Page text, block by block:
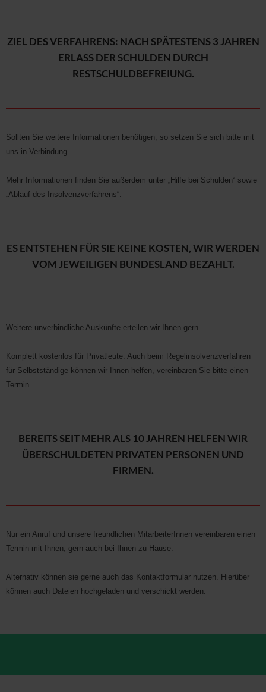
ZIEL DES VERFAHRENS: NACH SPÄTESTENS 3 JAHREN
ERLASS DER SCHULDEN DURCH
RESTSCHULDBEFREIUNG.
Sollten Sie weitere Informationen benötigen, so setzen Sie sich bitte mit
uns in Verbindung.
Mehr Informationen finden Sie außerdem unter „Hilfe bei Schulden“ sowie
„Ablauf des Insolvenzverfahrens“.
ES ENTSTEHEN FÜR SIE KEINE KOSTEN, WIR WERDEN
VOM JEWEILIGEN BUNDESLAND BEZAHLT.
Weitere unverbindliche Auskünfte erteilen wir Ihnen gern.
Komplett kostenlos für Privatleute. Auch beim Regelinsolvenzverfahren
für Selbstständige können wir Ihnen helfen, vereinbaren Sie bitte einen
Termin.
BEREITS SEIT MEHR ALS 10 JAHREN HELFEN WIR
ÜBERSCHULDETEN PRIVATEN PERSONEN UND
FIRMEN.
Nur ein Anruf und unsere freundlichen MitarbeiterInnen vereinbaren einen
Termin mit Ihnen, gern auch bei Ihnen zu Hause.
Alternativ können sie gerne auch das Kontaktformular nutzen. Hierüber
können auch Dateien hochgeladen und verschickt werden.